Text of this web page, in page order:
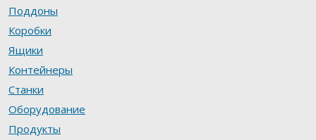
Поддоны
Коробки
Ящики
Контейнеры
Станки
Оборудование
Продукты